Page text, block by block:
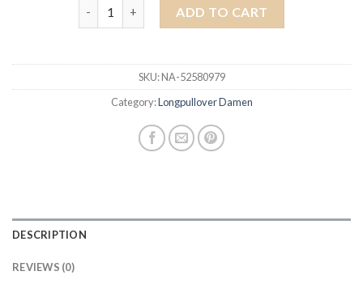
ADD TO CART
SKU:NA-52580979
Category:Longpullover Damen
DESCRIPTION
REVIEWS (0)